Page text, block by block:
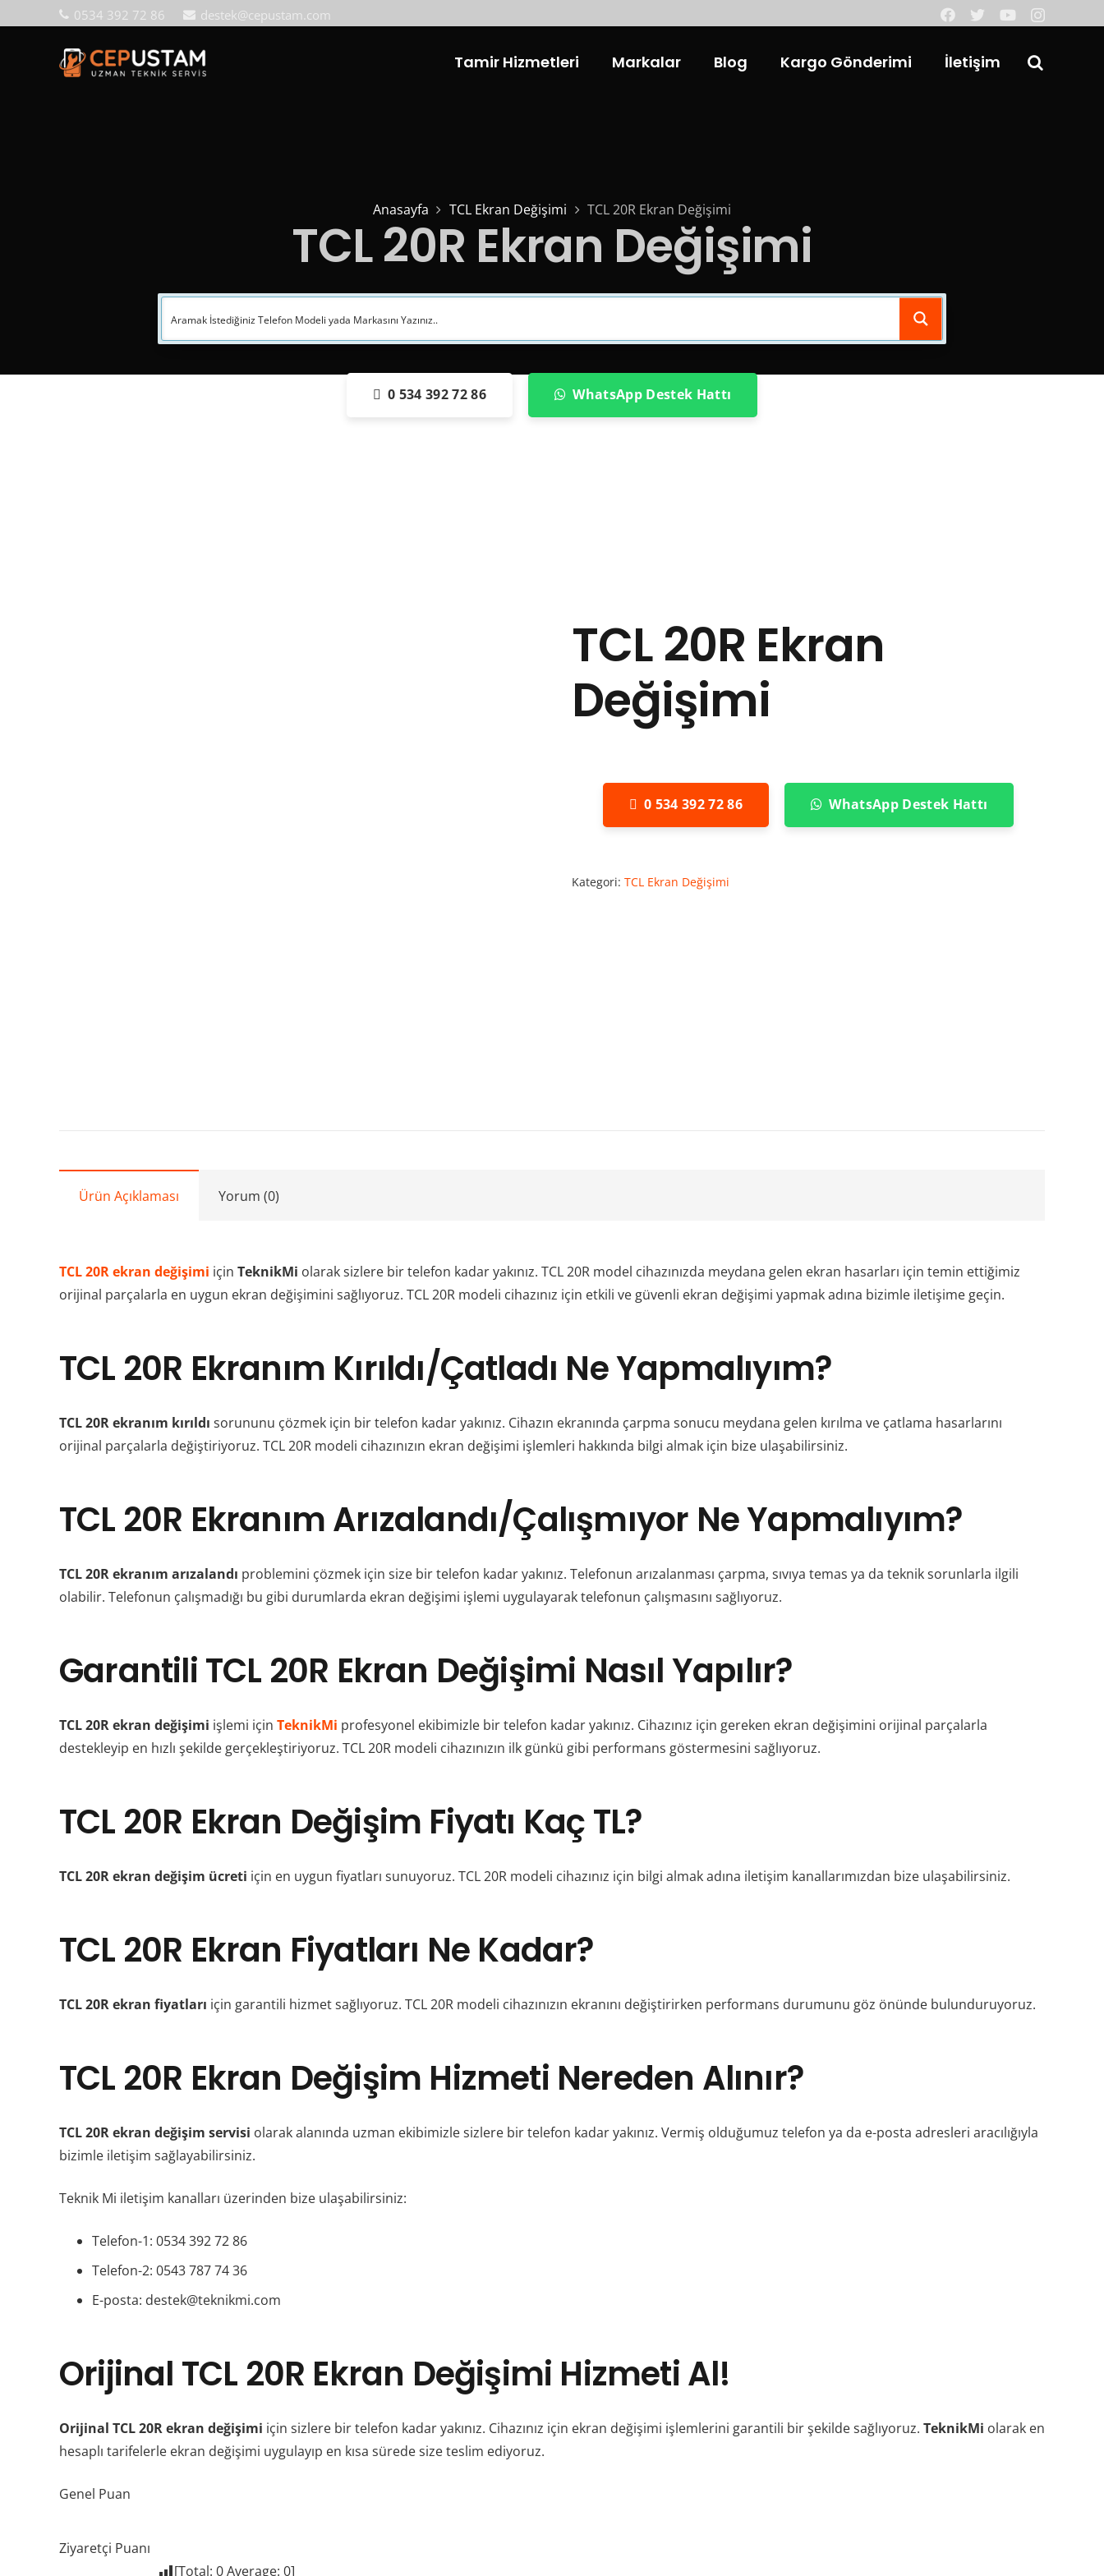
0534 392 72 86 destek@cepustam.com
Tamir Hizmetleri Markalar Blog Kargo Gönderimi İletişim
Anasayfa TCL Ekran Değişimi TCL 20R Ekran Değişimi
TCL 20R Ekran Değişimi
0 534 392 72 86 WhatsApp Destek Hattı
TCL 20R Ekran
Değişimi
0 534 392 72 86 WhatsApp Destek Hattı
Kategori: TCL Ekran Değişimi
Ürün Açıklaması Yorum (0)
TCL 20R ekran değişimi için TeknikMi olarak sizlere bir telefon kadar yakınız. TCL 20R model cihazınızda meydana gelen ekran hasarları için temin ettiğimiz
orijinal parçalarla en uygun ekran değişimini sağlıyoruz. TCL 20R modeli cihazınız için etkili ve güvenli ekran değişimi yapmak adına bizimle iletişime geçin.
TCL 20R Ekranım Kırıldı/Çatladı Ne Yapmalıyım?
TCL 20R ekranım kırıldı sorununu çözmek için bir telefon kadar yakınız. Cihazın ekranında çarpma sonucu meydana gelen kırılma ve çatlama hasarlarını
orijinal parçalarla değiştiriyoruz. TCL 20R modeli cihazınızın ekran değişimi işlemleri hakkında bilgi almak için bize ulaşabilirsiniz.
TCL 20R Ekranım Arızalandı/Çalışmıyor Ne Yapmalıyım?
TCL 20R ekranım arızalandı problemini çözmek için size bir telefon kadar yakınız. Telefonun arızalanması çarpma, sıvıya temas ya da teknik sorunlarla ilgili
olabilir. Telefonun çalışmadığı bu gibi durumlarda ekran değişimi işlemi uygulayarak telefonun çalışmasını sağlıyoruz.
Garantili TCL 20R Ekran Değişimi Nasıl Yapılır?
TCL 20R ekran değişimi işlemi için TeknikMi profesyonel ekibimizle bir telefon kadar yakınız. Cihazınız için gereken ekran değişimini orijinal parçalarla
destekleyip en hızlı şekilde gerçekleştiriyoruz. TCL 20R modeli cihazınızın ilk günkü gibi performans göstermesini sağlıyoruz.
TCL 20R Ekran Değişim Fiyatı Kaç TL?
TCL 20R ekran değişim ücreti için en uygun fiyatları sunuyoruz. TCL 20R modeli cihazınız için bilgi almak adına iletişim kanallarımızdan bize ulaşabilirsiniz.
TCL 20R Ekran Fiyatları Ne Kadar?
TCL 20R ekran fiyatları için garantili hizmet sağlıyoruz. TCL 20R modeli cihazınızın ekranını değiştirirken performans durumunu göz önünde bulunduruyoruz.
TCL 20R Ekran Değişim Hizmeti Nereden Alınır?
TCL 20R ekran değişim servisi olarak alanında uzman ekibimizle sizlere bir telefon kadar yakınız. Vermiş olduğumuz telefon ya da e-posta adresleri aracılığıyla
bizimle iletişim sağlayabilirsiniz.
Teknik Mi iletişim kanalları üzerinden bize ulaşabilirsiniz:
Telefon-1: 0534 392 72 86
Telefon-2: 0543 787 74 36
E-posta: destek@teknikmi.com
Orijinal TCL 20R Ekran Değişimi Hizmeti Al!
Orijinal TCL 20R ekran değişimi için sizlere bir telefon kadar yakınız. Cihazınız için ekran değişimi işlemlerini garantili bir şekilde sağlıyoruz. TeknikMi olarak en
hesaplı tarifelerle ekran değişimi uygulayıp en kısa sürede size teslim ediyoruz.
Genel Puan
Ziyaretçi Puanı
[Total: 0Average: 0]